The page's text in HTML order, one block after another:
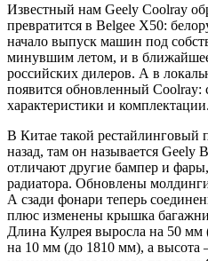
Известный нам Geely Coolray
превратится в Belgee X50:
начало выпуск машин под
минувшим летом, и в
российских дилеров. А в
появится обновленный Coolray:
характеристики и комплектации.
В Китае такой рестайлинговый
назад, там он называется Geely
отличают другие бампер и
радиатора. Обновлены
А сзади фонари теперь
плюс изменены крышка
Длина Кулрея выросла на 50
на 10 мм (до 1810 мм), а